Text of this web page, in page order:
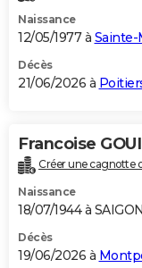
Naissance
12/05/1977 à Sainte-
Décès
21/06/2026 à
Francoise
Créer une cagnotte
Naissance
18/07/1944 à
Décès
19/06/2026 à